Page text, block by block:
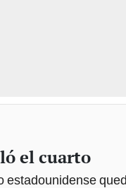
el cuarto
estadounidense